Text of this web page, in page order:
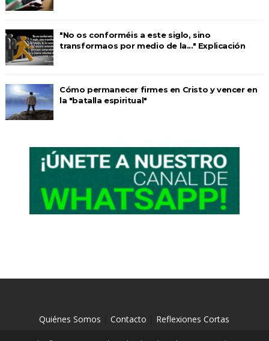
"No os conforméis a este siglo, sino
transformaos por medio de la..." Explicación
Cómo permanecer firmes en Cristo y vencer en
la "batalla espiritual"
Quiénes Somos |Contacto Reflexiones Cortas